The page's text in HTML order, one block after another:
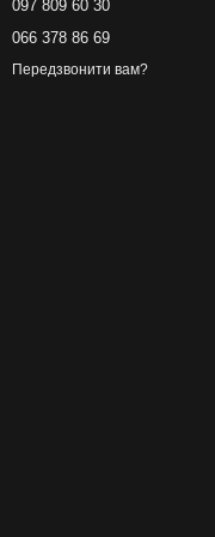
097 809 60 30
066 378 86 69
Передзвонити вам?